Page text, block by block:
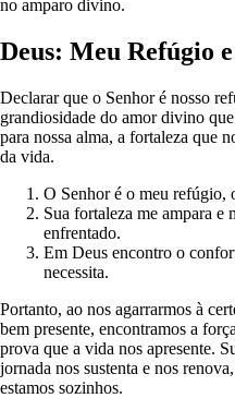
no amparo divino.
Deus: Meu Refúgio
Declarar que o Senhor é nosso
grandiosidade do amor divino
para nossa alma, a fortaleza que
da vida.
O Senhor é o meu refúgio,
Sua fortaleza me ampara e
enfrentado.
Em Deus encontro o
necessita.
Portanto, ao nos agarrarmos à
bem presente, encontramos a
prova que a vida nos apresente.
jornada nos sustenta e nos
estamos sozinhos.